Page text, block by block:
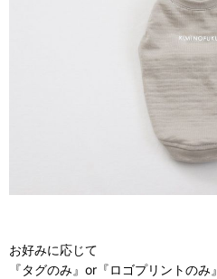
お好みに応じて
『タグのみ』or『ロゴプリントのみ』